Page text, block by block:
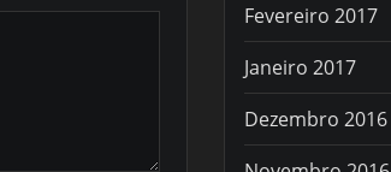
Fevereiro 2017
Janeiro 2017
Dezembro 2016